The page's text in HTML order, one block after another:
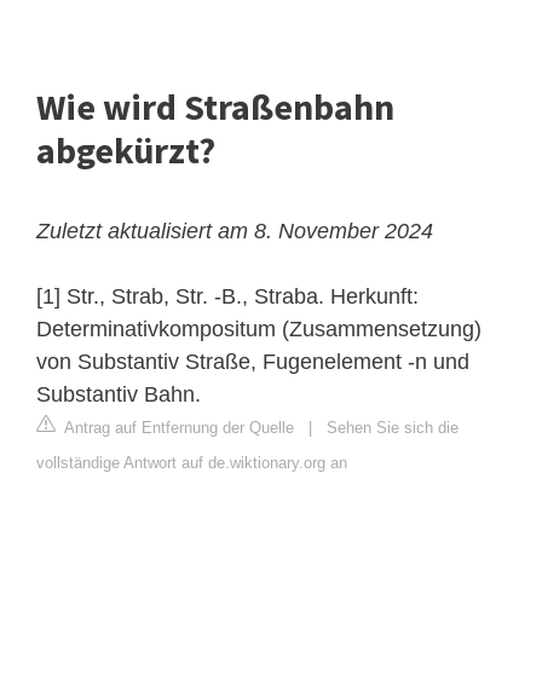
Wie wird Straßenbahn
abgekürzt?
Zuletzt aktualisiert am 8. November 2024
[1] Str., Strab, Str. -B., Straba. Herkunft:
Determinativkompositum (Zusammensetzung)
von Substantiv Straße, Fugenelement -n und
Substantiv Bahn.
Antrag auf Entfernung der Quelle
Sehen Sie sich die
vollständige Antwort auf de.wiktionary.org an